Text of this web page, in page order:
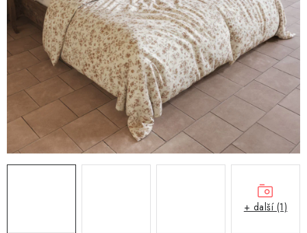
Kontakty
Doprava a platba
Výměna, reklamace a vrácení zboží
Obchodní podmínky
O nás
Spolupráce s námi
Jak správně vybrat
Podmínky ochrany osobních údajů
Cookies Úvod
+ další (1)